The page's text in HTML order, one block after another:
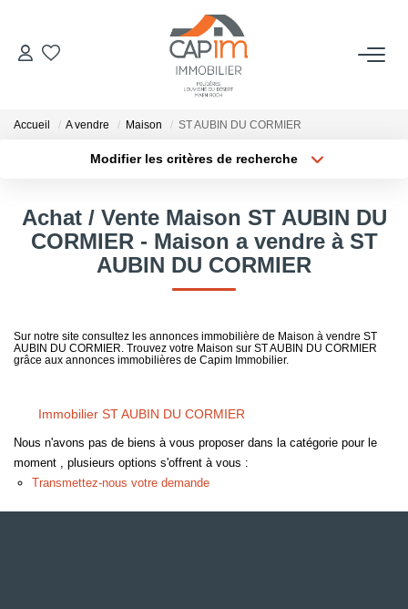
VENTES
Qui Sommes Nous
Notre Équipe
Nos Actualités
Accueil A vendre Maison ST AUBIN DU CORMIER
Modifier les critères de recherche
Surface min
Plus de critères Créer une alerte
Achat / Vente Maison ST AUBIN DU
CORMIER - Maison a vendre à ST
AUBIN DU CORMIER
Sur notre site consultez les annonces immobilière de Maison à vendre ST
AUBIN DU CORMIER. Trouvez votre Maison sur ST AUBIN DU CORMIER
grâce aux annonces immobilières de Capim Immobilier.
Immobilier ST AUBIN DU CORMIER
Nous n'avons pas de biens à vous proposer dans la catégorie pour le
moment , plusieurs options s'offrent à vous :
Transmettez-nous votre demande